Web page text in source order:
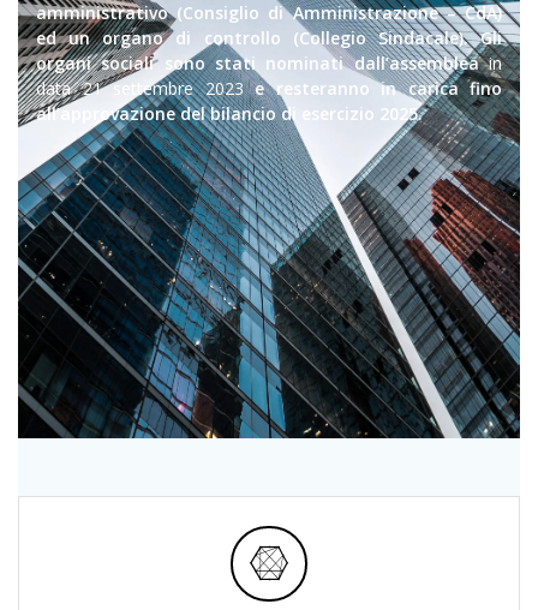
amministrativo (Consiglio di Amministrazione – CdA)
ed un organo di controllo (Collegio Sindacale). Gli
organi sociali sono stati nominati dall’assembleain
data 21 settembre 2023e resteranno in carica fino
all’approvazione del bilancio di esercizio 2025.